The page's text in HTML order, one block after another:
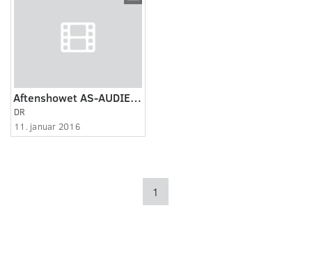
Aftenshowet AS-AUDIENS-NYNYNYNY
DR
11. januar 2016
1